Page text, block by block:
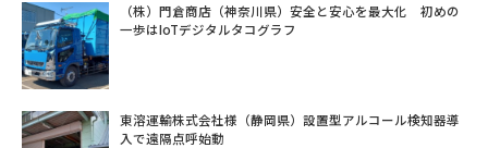
（株）門倉商店（神奈川県）安全と安心を最大化 初めの
一歩はIoTデジタルタコグラフ
東溶運輸株式会社様（静岡県）設置型アルコール検知器導
入で遠隔点呼始動